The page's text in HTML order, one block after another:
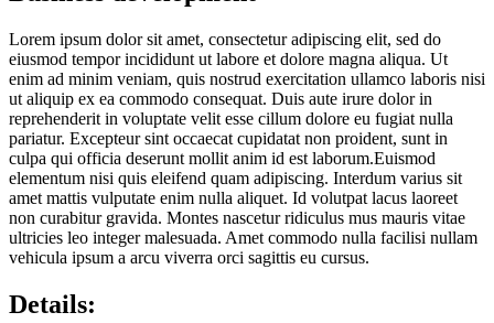
Lorem ipsum dolor sit amet, consectetur adipiscing elit, sed do
eiusmod tempor incididunt ut labore et dolore magna aliqua. Ut
enim ad minim veniam, quis nostrud exercitation ullamco laboris nisi
ut aliquip ex ea commodo consequat. Duis aute irure dolor in
reprehenderit in voluptate velit esse cillum dolore eu fugiat nulla
pariatur. Excepteur sint occaecat cupidatat non proident, sunt in
culpa qui officia deserunt mollit anim id est laborum.Euismod
elementum nisi quis eleifend quam adipiscing. Interdum varius sit
amet mattis vulputate enim nulla aliquet. Id volutpat lacus laoreet
non curabitur gravida. Montes nascetur ridiculus mus mauris vitae
ultricies leo integer malesuada. Amet commodo nulla facilisi nullam
vehicula ipsum a arcu viverra orci sagittis eu cursus.
Details: